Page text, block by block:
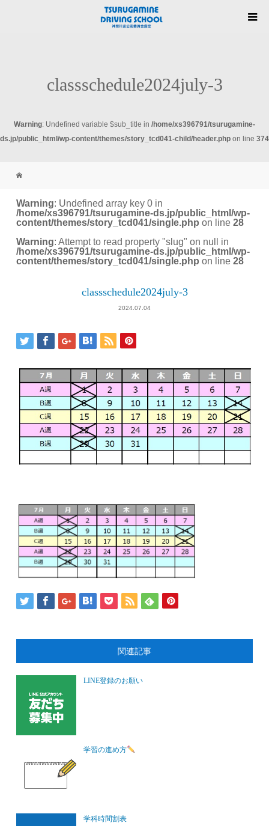
classschedule2024july-3
Warning: Undefined variable $sub_title in /home/xs396791/tsurugamine-
ds.jp/public_html/wp-content/themes/story_tcd041-child/header.php on line 374
Warning: Undefined array key 0 in
/home/xs396791/tsurugamine-ds.jp/public_html/wp-
content/themes/story_tcd041/single.php on line28
Warning: Attempt to read property "slug" on null in
/home/xs396791/tsurugamine-ds.jp/public_html/wp-
content/themes/story_tcd041/single.php on line28
classschedule2024july-3
2024.07.04
関連記事
LINE登録のお願い
学習の進め方
学科時間割表